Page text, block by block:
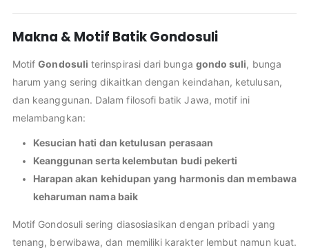
Makna & Motif Batik Gondosuli
MotifGondosuli terinspirasi dari bunga gondo suli, bunga
harum yang sering dikaitkan dengan keindahan, ketulusan,
dan keanggunan. Dalam filosofi batik Jawa, motif ini
melambangkan:
Kesucian hati dan ketulusan perasaan
Keanggunan serta kelembutan budi pekerti
Harapan akan kehidupan yang harmonis dan membawa
keharuman nama baik
Motif Gondosuli sering diasosiasikan dengan pribadi yang
tenang, berwibawa, dan memiliki karakter lembut namun kuat.